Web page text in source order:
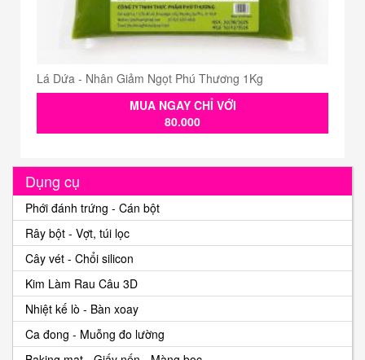
Lá Dứa - Nhân Giảm Ngọt Phú Thương 1Kg
MUA NGAY CHỈ VỚI
80.000
Dụng cụ
Phới đánh trứng - Cán bột
Rây bột - Vợt, túi lọc
Cây vét - Chổi silicon
Kim Làm Rau Câu 3D
Nhiệt kế lò - Bàn xoay
Ca đong - Muỗng đo lường